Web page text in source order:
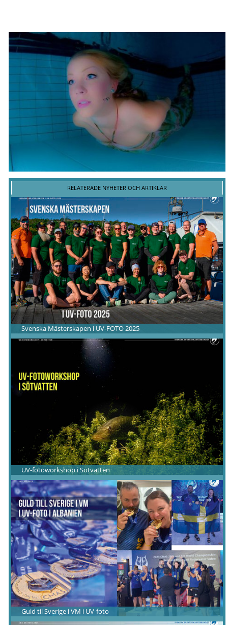
RELATERADE NYHETER OCH ARTIKLAR
Svenska Mästerskapen i UV-FOTO 2025
UV-fotoworkshop i Sötvatten
Guld til Sverige i VM i UV-foto